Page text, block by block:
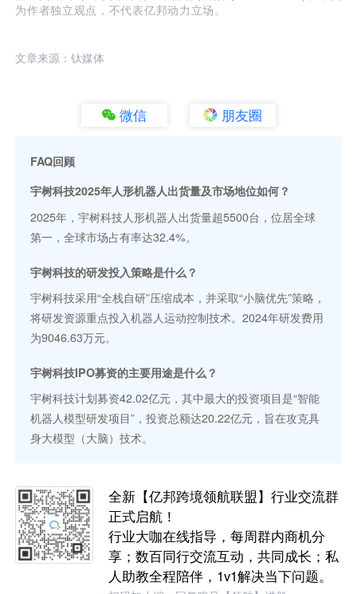
为作者独立观点，不代表亿邦动力立场。
文章来源：钛媒体
微信 朋友圈
FAQ回顾
宇树科技2025年人形机器人出货量及市场地位如何？
2025年，宇树科技人形机器人出货量超5500台，位居全球
第一，全球市场占有率达32.4%。
宇树科技的研发投入策略是什么？
宇树科技采用“全栈自研”压缩成本，并采取“小脑优先”策略，
将研发资源重点投入机器人运动控制技术。2024年研发费用
为9046.63万元。
宇树科技IPO募资的主要用途是什么？
宇树科技计划募资42.02亿元，其中最大的投资项目是“智能
机器人模型研发项目”，投资总额达20.22亿元，旨在攻克具
身大模型（大脑）技术。
全新【亿邦跨境领航联盟】行业交流群
正式启航！
行业大咖在线指导，每周群内商机分
享；数百同行交流互动，共同成长；私
人助教全程陪伴，1v1解决当下问题。